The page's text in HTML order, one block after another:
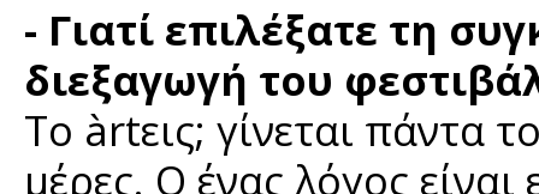
- Γιατί επιλέξατε τη
διεξαγωγή του
Το àrtεις; γίνεται πάντα
μέρες. Ο ένας λόγος